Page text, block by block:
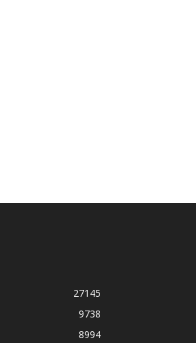
27145
9738
8994